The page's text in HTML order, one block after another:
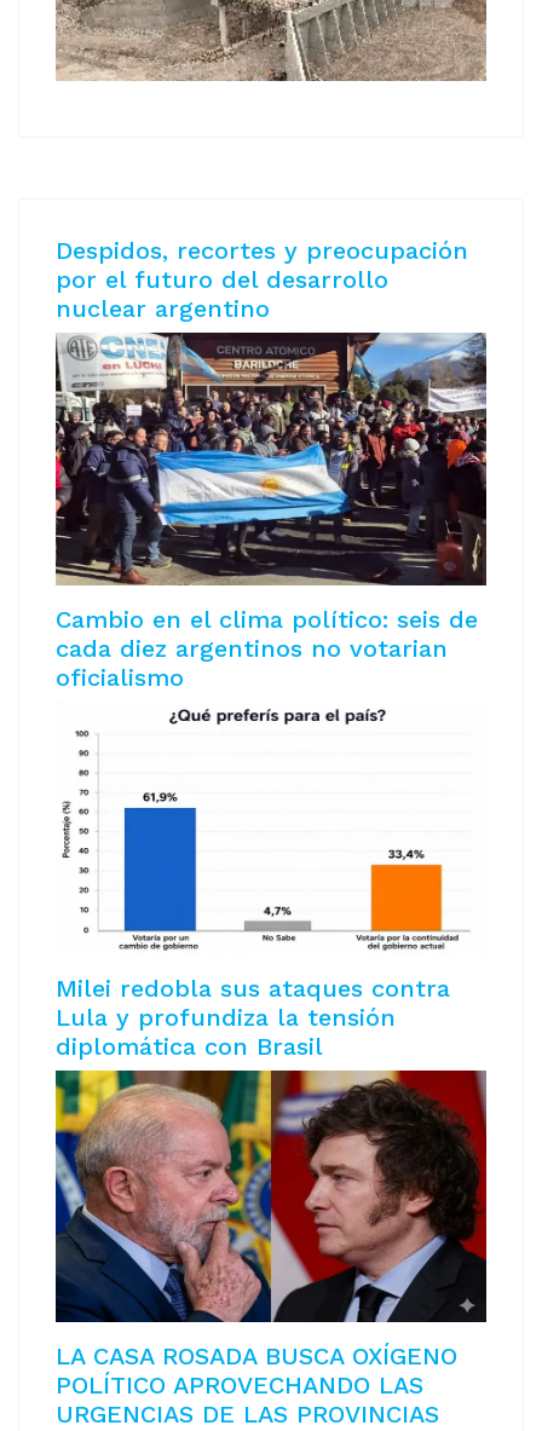
Despidos, recortes y preocupación
por el futuro del desarrollo
nuclear argentino
Cambio en el clima político: seis de
cada diez argentinos no votarian
oficialismo
Milei redobla sus ataques contra
Lula y profundiza la tensión
diplomática con Brasil
LA CASA ROSADA BUSCA OXÍGENO
POLÍTICO APROVECHANDO LAS
URGENCIAS DE LAS PROVINCIAS